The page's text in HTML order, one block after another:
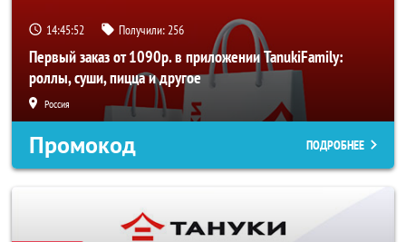
14:45:51 Получили:256
Первый заказ от 1090р. в приложении TanukiFamily:
роллы, суши, пицца и другое
Россия
Промокод ПОДРОБНЕЕ